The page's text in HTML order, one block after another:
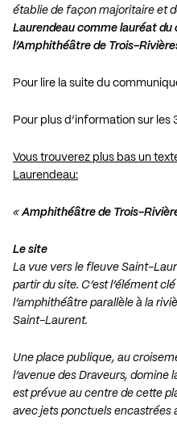
établie de façon majoritaire et
Laurendeau comme lauréat du
l’Amphithéâtre de Trois-
Pour lire la suite du
Pour plus d’information sur
Vous trouverez plus bas un
Laurendeau:
«Amphithéâtre de Trois-
Le site
La vue vers le fleuve Saint-
partir du site. C’est l’élément
l’amphithéâtre parallèle à la
Saint-Laurent.
Une place publique, au
l’avenue des Draveurs, domine
est prévue au centre de cette
avec jets ponctuels encastrées